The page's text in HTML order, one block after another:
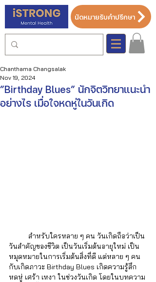
นัดหมายรับคำปรึกษา
”Birthday Blues” นักจิตวิทยาแนะนำ
อย่างไร เมื่อใจหดหู่ในวันเกิด
Chanthama Changsalak
Nov 19, 2024
วันสำคัญของชีวิต เป็นวันเริ่มต้นอายุใหม่ เป็น
หมุดหมายในการเริ่มต้นสิ่งที่ดี แต่หลาย ๆ คน
กับเกิดภาวะ Birthday Blues เกิดความรู้สึก
หดหู่ เศร้า เหงา ในช่วงวันเกิด โดยในบทความ